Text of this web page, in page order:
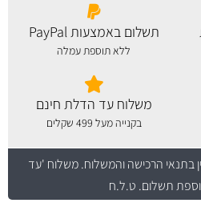
תשלום באמצעות PayPal
ללא תוספת עמלה
משלוח עד הדלת חינם
בקנייה מעל 499 שקלים
בתנאי הרכישה והמשלוח. משלוח 'עד
תשלום. ט.ל.ח